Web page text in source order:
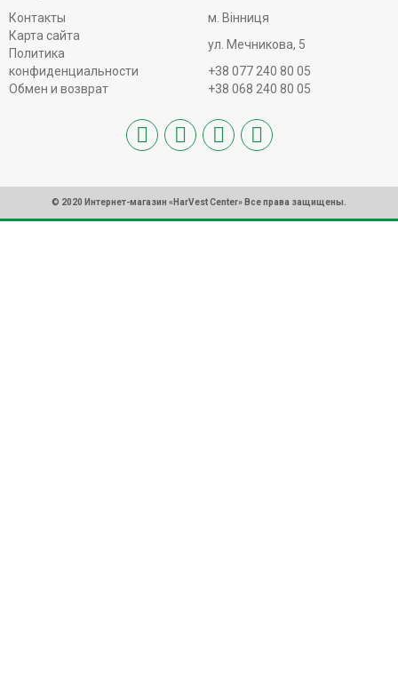
Контакты
Карта сайта
Политика
конфиденциальности
Обмен и возврат
м. Вінниця
ул. Мечникова, 5
+38 077 240 80 05
+38 068 240 80 05
© 2020 Интернет-магазин «HarVest Center» Все права защищены.